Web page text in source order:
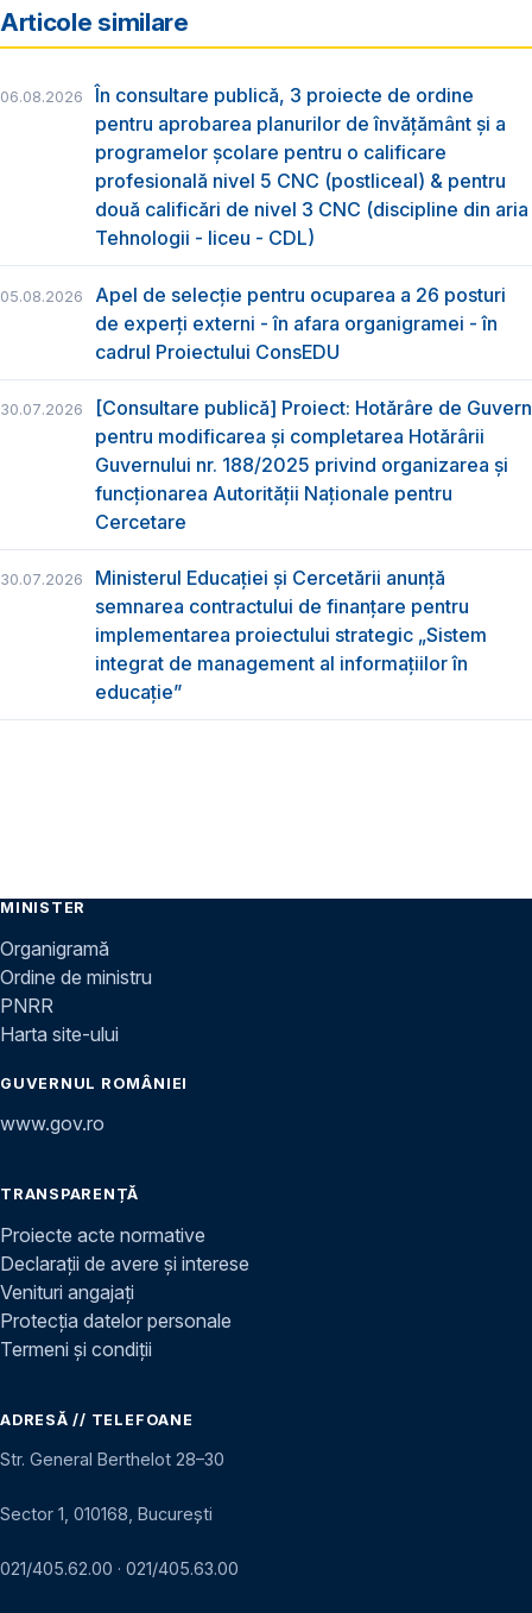
Articole similare
06.08.2026
În consultare publică, 3 proiecte de ordine
pentru aprobarea planurilor de învățământ și a
programelor școlare pentru o calificare
profesională nivel 5 CNC (postliceal) & pentru
două calificări de nivel 3 CNC (discipline din aria
Tehnologii - liceu - CDL)
05.08.2026
Apel de selecție pentru ocuparea a 26 posturi
de experți externi - în afara organigramei - în
cadrul Proiectului ConsEDU
30.07.2026
[Consultare publică] Proiect: Hotărâre de Guvern
pentru modificarea și completarea Hotărârii
Guvernului nr. 188/2025 privind organizarea şi
funcţionarea Autorităţii Naţionale pentru
Cercetare
30.07.2026
Ministerul Educației și Cercetării anunță
semnarea contractului de finanțare pentru
implementarea proiectului strategic „Sistem
integrat de management al informațiilor în
educație”
MINISTER
Organigramă
Ordine de ministru
PNRR
Harta site-ului
GUVERNUL ROMÂNIEI
www.gov.ro
TRANSPARENȚĂ
Proiecte acte normative
Declarații de avere și interese
Venituri angajați
Protecția datelor personale
Termeni și condiții
ADRESĂ // TELEFOANE
Str. General Berthelot 28–30
Sector 1, 010168, București
021/405.62.00 · 021/405.63.00